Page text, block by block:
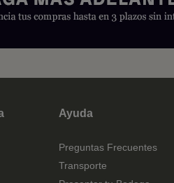
Ayuda
Preguntas Frecuentes
Transporte